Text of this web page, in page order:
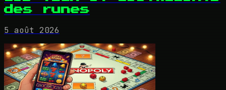
des runes
5 août 2026